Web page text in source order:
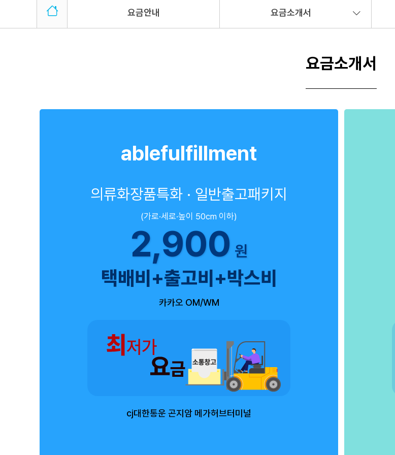
요금안내 요금소개서
요금소개서
ablefulfillment
의류화장품특화 · 일반출고패키지
(가로·세로·높이 50cm 이하)
2,900 원
택배비+출고비+박스비
카카오 OM/WM
cj대한통운 곤지암 메가허브터미널